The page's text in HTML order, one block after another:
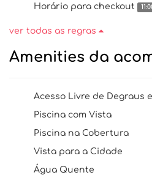
Horário para checkout
ver todas as regras
Amenities da
Acesso Livre de Degraus
Piscina com Vista
Piscina na Cobertura
Vista para a Cidade
Água Quente